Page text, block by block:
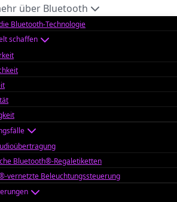
über Bluetooth
Bluetooth-Technologie
schaffen
Bluetooth®-Regaletiketten
vernetzte Beleuchtungssteuerung